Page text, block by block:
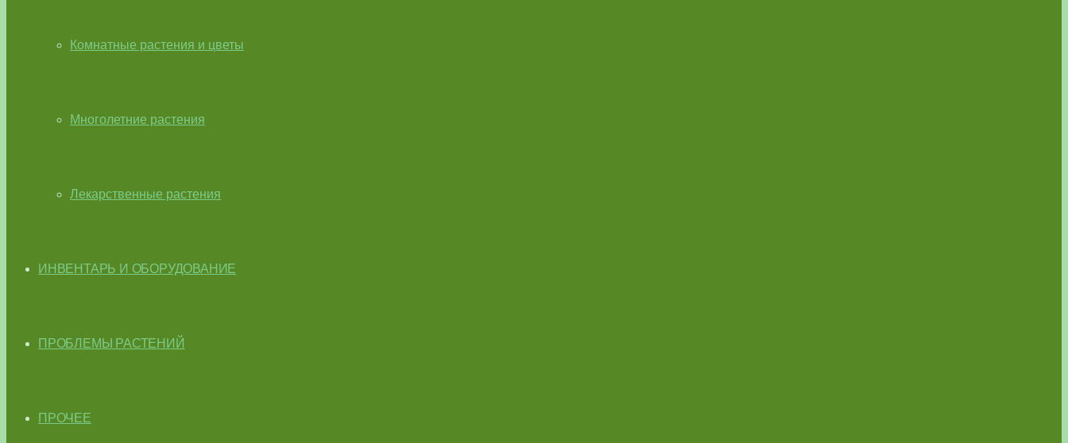
Комнатные растения и цветы
Многолетние растения
Лекарственные растения
ИНВЕНТАРЬ И ОБОРУДОВАНИЕ
ПРОБЛЕМЫ РАСТЕНИЙ
ПРОЧЕЕ